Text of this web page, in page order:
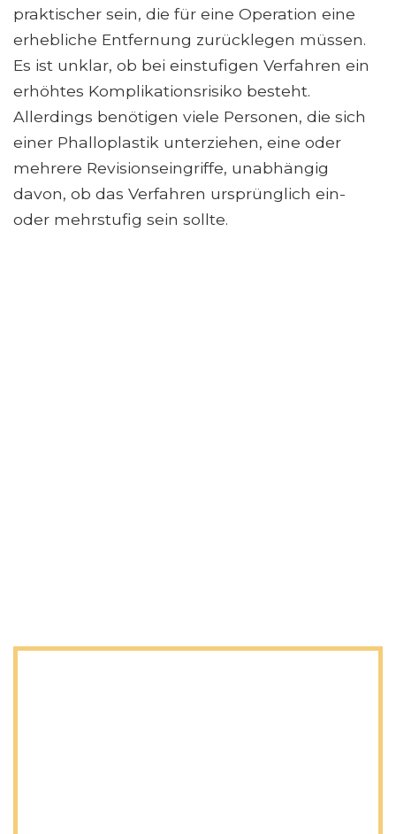
praktischer sein, die für eine Operation eine
erhebliche Entfernung zurücklegen müssen.
Es ist unklar, ob bei einstufigen Verfahren ein
erhöhtes Komplikationsrisiko besteht.
Allerdings benötigen viele Personen, die sich
einer Phalloplastik unterziehen, eine oder
mehrere Revisionseingriffe, unabhängig
davon, ob das Verfahren ursprünglich ein-
oder mehrstufig sein sollte.